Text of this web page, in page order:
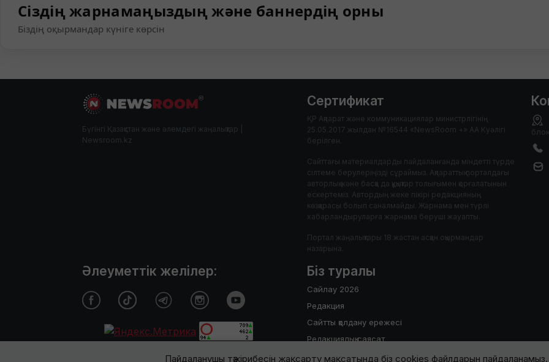
Пайдаланушы тәжірибесін жақсарту мақсатында біз cookies файлдарын пайдаланамыз.
Сіздің жарнамаңыздың және баннердің орны
Біздің оқырмандар күніге көрсін
Бүгінгі Қазақстан және әлемдегі жаңалықтар |
Newsroom.kz
Сертификат
ҚР Ақпарат және коммуникациялар министрлігінің
25.05.2017 жылдан №16544 «NewsRoom +» АА Куәлігі
берілген.
Сайттағы материалдарды пайдаланғанда міндетті түрде
сілтеме берулеріңізді сұраймыз. Ақпараттық порталдағы
авторлық және басқа да құқықтар толығымен қорғалатынын
ескертеміз. Автордың жеке пікірі редакцияның
көзқарасы болып саналмайды. Жарнама мен түрлі
хабарландыруларға жарнама беруші жауапты.
Портал жаңалықтары 18 жастан асқан оқырмандар
назарына.
Біз туралы
Сайлау 2026
Редакция
Сайтты қолдану ережесі
Редакциялық саясат
Әлеуметтік желілер: